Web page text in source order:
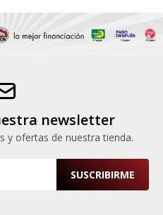
newsletter
y ofertas de nuestra tienda.
SUSCRIBIRME